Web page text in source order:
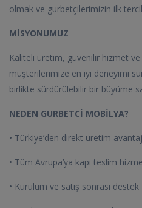
olmak ve gurbetçilerimizin ilk
MİSYONUMUZ
Kaliteli üretim, güvenilir hizmet ve
müşterilerimize en iyi deneyimi
birlikte sürdürülebilir bir büyüme
NEDEN GURBETCİ MOBİLYA?
• Türkiye’den direkt üretim
• Tüm Avrupa’ya kapı teslim
• Kurulum ve satış sonrası destek